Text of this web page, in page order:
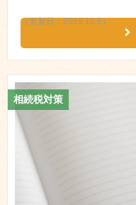
（更新日： 2019.10.6 ）
相続税対策